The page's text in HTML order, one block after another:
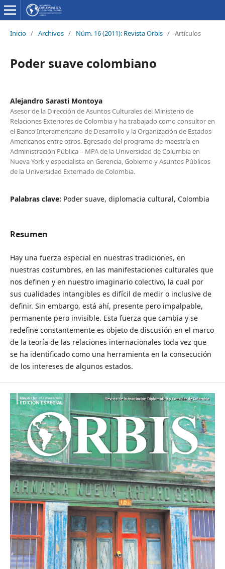
Inicio / Archivos / Núm. 16 (2011): Revista Orbis / Artículos
Poder suave colombiano
Alejandro Sarasti Montoya
Asesor de la Dirección de Asuntos Culturales del Ministerio de
Relaciones Exteriores de Colombia y ha trabajado como consultor en
el Banco Interamericano de Desarrollo y la Organización de Estados
Americanos entre otros. Egresado del programa de maestría en
Administración Pública – MPA de la Universidad de Columbia en
Nueva York y especialista en Gerencia, Gobierno y Asuntos Públicos
de la Universidad Externado de Colombia.
Palabras clave: Poder suave, diplomacia cultural, Colombia
Resumen
Hay una fuerza especial en nuestras tradiciones, en
nuestras costumbres, en las manifestaciones culturales que
nos definen y en nuestro imaginario colectivo, la cual por
sus cualidades intangibles es difícil de medir o inclusive de
definir. Sin embargo, está ahí, presente pero impalpable,
permanente pero invisible. Esta fuerza que cambia y se
redefine constantemente es objeto de discusión en el marco
de la teoría de las relaciones internacionales toda vez que
se ha identificado como una herramienta en la consecución
de los intereses de algunos estados.